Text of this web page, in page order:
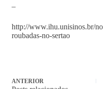
–
http://www.ihu.unisinos.br/
roubadas-no-sertao
ANTERIOR